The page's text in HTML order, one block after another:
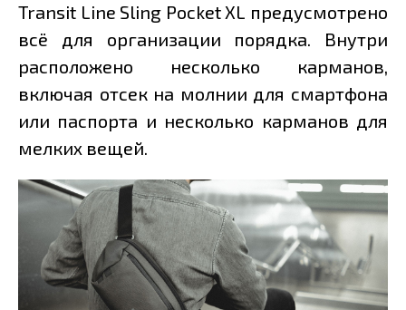
Transit Line Sling Pocket XL предусмотрено
всё для организации порядка. Внутри
расположено несколько карманов,
включая отсек на молнии для смартфона
или паспорта и несколько карманов для
мелких вещей.